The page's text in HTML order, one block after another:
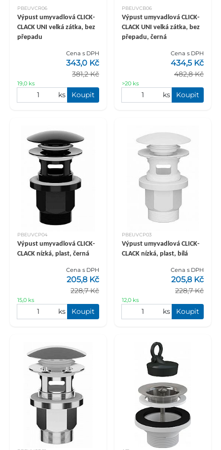
PBEUVCR06
Výpust umyvadlová CLICK-
CLACK UNI velká zátka, bez
přepadu
Cena s DPH
381,2 Kč
343,0 Kč
19,0 ks
ks Koupit
PBEUVCB06
Výpust umyvadlová CLICK-
CLACK UNI velká zátka, bez
přepadu, černá
Cena s DPH
482,8 Kč
434,5 Kč
>20 ks
ks Koupit
PBEUVCP04
Výpust umyvadlová CLICK-
CLACK nízká, plast, černá
Cena s DPH
228,7 Kč
205,8 Kč
15,0 ks
ks Koupit
PBEUVCP03
Výpust umyvadlová CLICK-
CLACK nízká, plast, bílá
Cena s DPH
228,7 Kč
205,8 Kč
12,0 ks
ks Koupit